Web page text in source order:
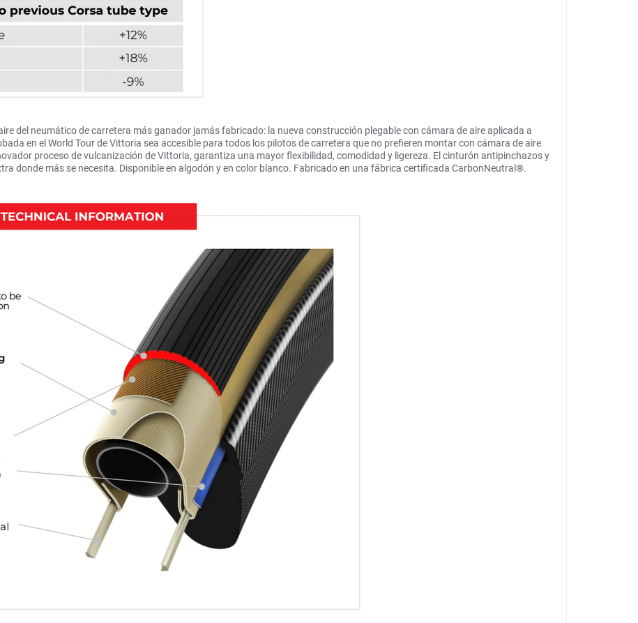
del neumático de carretera más ganador jamás fabricado: la nueva construcción plegable con cámara de aire aplicada a
en el World Tour de Vittoria sea accesible para todos los pilotos de carretera que no prefieren montar con cámara de aire
proceso de vulcanización de Vittoria, garantiza una mayor flexibilidad, comodidad y ligereza. El cinturón antipinchazos y
donde más se necesita. Disponible en algodón y en color blanco. Fabricado en una fábrica certificada CarbonNeutral®.